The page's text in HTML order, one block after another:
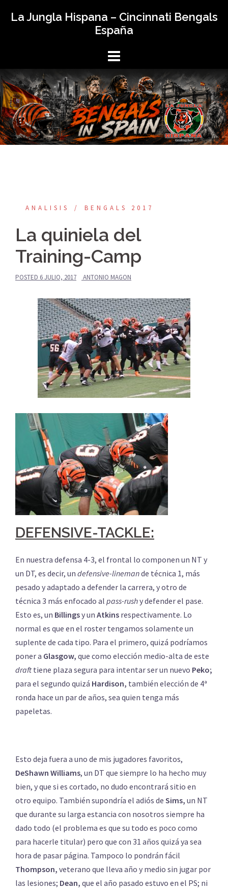
La Jungla Hispana – Cincinnati Bengals
España
ANALISIS BENGALS 2017
La quiniela del
Training-Camp
POSTED 6 JULIO, 2017 ANTONIO MAGON
DEFENSIVE-TACKLE:
En nuestra defensa 4-3, el frontal lo componen un NT y
un DT, es decir, un defensive-linemande técnica 1, más
pesado y adaptado a defender la carrera, y otro de
técnica 3 más enfocado al pass-rushy defender el pase.
Esto es, un Billingsy un Atkins respectivamente. Lo
normal es que en el roster tengamos solamente un
suplente de cada tipo. Para el primero, quizá podríamos
poner a Glasgow, que como elección medio-alta de este
drafttiene plaza segura para intentar ser un nuevo Peko;
para el segundo quizá Hardison, también elección de 4ª
ronda hace un par de años, sea quien tenga más
papeletas.
Esto deja fuera a uno de mis jugadores favoritos,
DeShawn Williams, un DT que siempre lo ha hecho muy
bien, y que si es cortado, no dudo encontrará sitio en
otro equipo. También supondría el adiós de Sims, un NT
que durante su larga estancia con nosotros siempre ha
dado todo (el problema es que su todo es poco como
para hacerle titular) pero que con 31 años quizá ya sea
hora de pasar página. Tampoco lo pondrán fácil
Thompson, veterano que lleva año y medio sin jugar por
las lesiones; Dean, que el año pasado estuvo en el PS; ni